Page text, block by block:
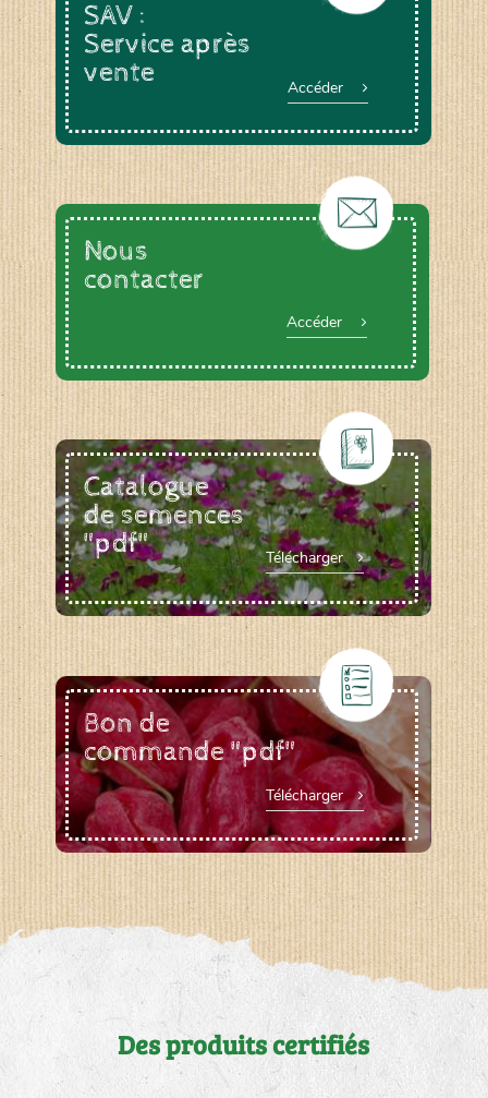
SAV :
Service après
vente
Accéder
Nous
contacter
Accéder
Catalogue
de semences
"pdf"
Télécharger
Bon de
commande "pdf"
Télécharger
Des produits certifiés